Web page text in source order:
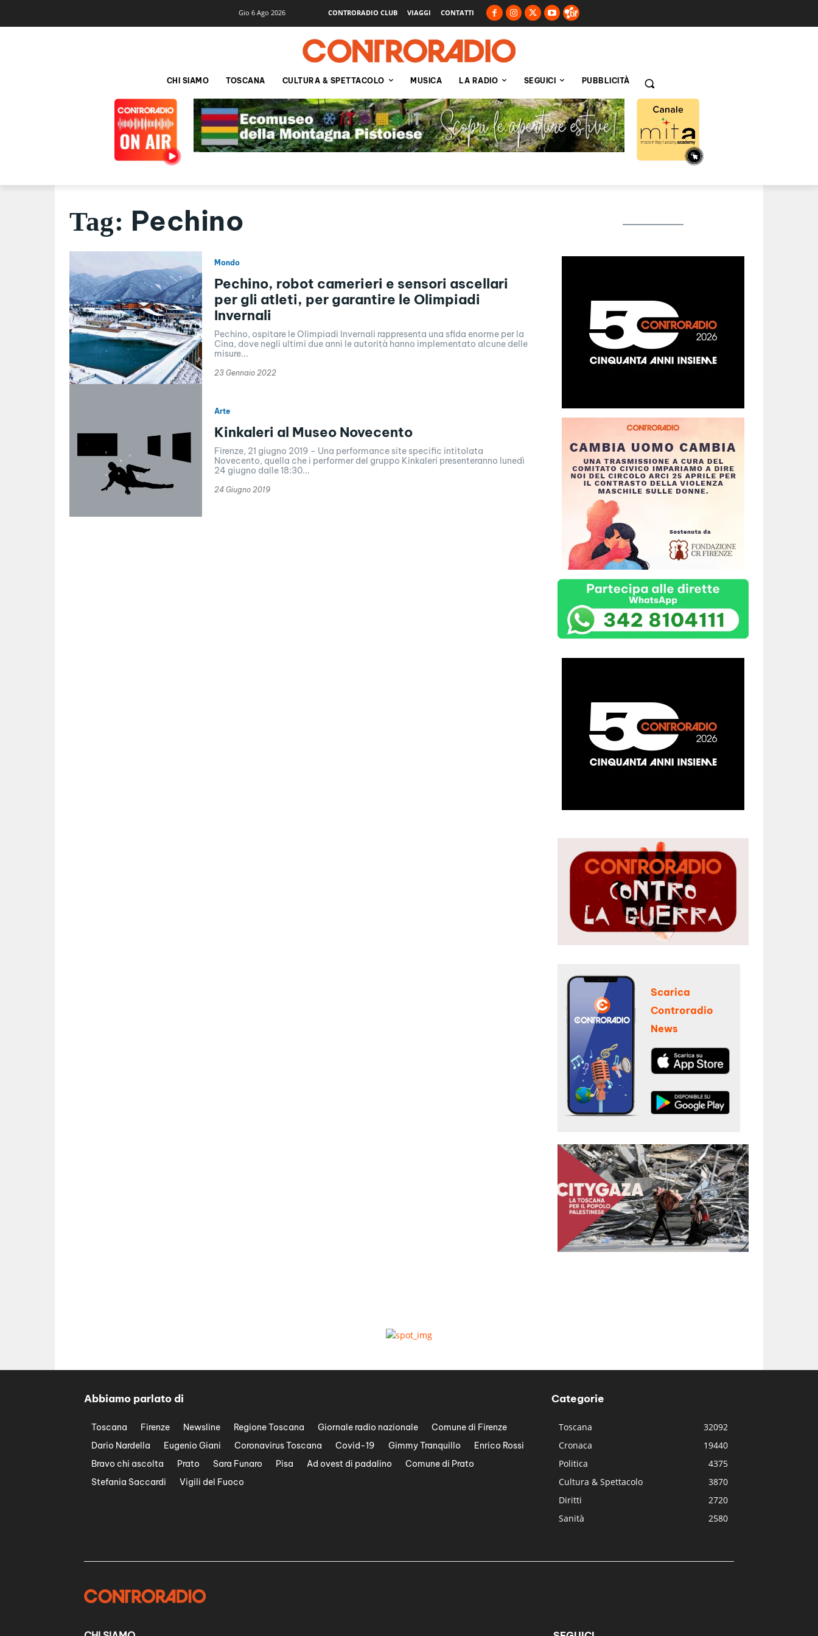
Gio 6 Ago 2026 CONTRORADIO CLUB VIAGGI CONTATTI
CHI SIAMO TOSCANA CULTURA & SPETTACOLO MUSICA LA RADIO SEGUICI PUBBLICITÀ
Tag: Pechino
Mondo
Pechino, robot camerieri e sensori ascellari
per gli atleti, per garantire le Olimpiadi
Invernali
Pechino, ospitare le Olimpiadi Invernali rappresenta una sfida enorme per la
Cina, dove negli ultimi due anni le autorità hanno implementato alcune delle
misure...
23 Gennaio 2022
Arte
Kinkaleri al Museo Novecento
Firenze, 21 giugno 2019 - Una performance site specific intitolata
Novecento, quella che i performer del gruppo Kinkaleri presenteranno lunedì
24 giugno dalle 18:30...
24 Giugno 2019
Scarica
Controradio
News
Abbiamo parlato di
Toscana Firenze Newsline Regione Toscana Giornale radio nazionale
Comune di Firenze
Dario Nardella
Eugenio Giani Coronavirus Toscana Covid-19 Gimmy Tranquillo
Enrico Rossi
Bravo chi ascolta
Prato Sara Funaro Pisa Ad ovest di padalino
Comune di Prato
Stefania Saccardi
Vigili del Fuoco
Categorie
Toscana
32092
Cronaca
19440
Politica
4375
Cultura & Spettacolo
3870
Diritti
2720
Sanità
2580